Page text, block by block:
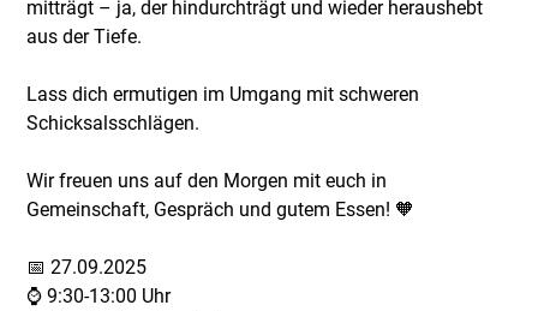
mitträgt – ja, der hindurchträgt und wieder heraushebt
aus der Tiefe.
Lass dich ermutigen im Umgang mit schweren
Schicksalsschlägen.
Wir freuen uns auf den Morgen mit euch in
Gemeinschaft, Gespräch und gutem Essen! 🧡
📅 27.09.2025
⌚ 9:30-13:00 Uhr